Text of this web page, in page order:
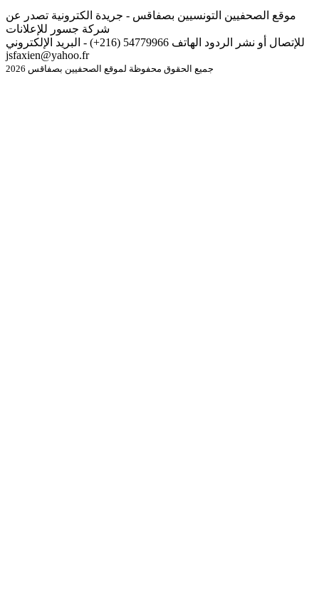
موقع الصحفيين التونسيين بصفاقس - جريدة الكترونية تصدر عن
شركة جسور للإعلانات
للإتصال أو نشر الردود الهاتف 54779966 (216+) - البريد الإلكتروني
jsfaxien@yahoo.fr
جميع الحقوق محفوظة لموقع الصحفيين بصفاقس 2026